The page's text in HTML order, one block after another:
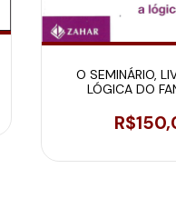
O SEMINÁRIO,
LÓGICA DO